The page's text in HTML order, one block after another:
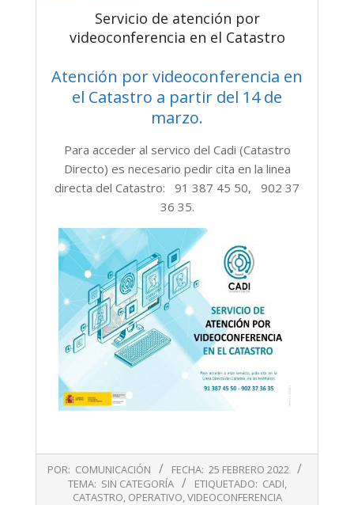
Servicio de atención por
videoconferencia en el Catastro
Atención por videoconferencia en
el Catastro a partir del 14 de
marzo.
Para acceder al servico del Cadi (Catastro
Directo) es necesario pedir cita en la linea
directa del Catastro: 91 387 45 50, 902 37
36 35.
02-
POR: COMUNICACIÓN FECHA: 25 FEBRERO 2022
TEMA: SIN CATEGORÍA ETIQUETADO: CADI,
CATASTRO, OPERATIVO,VIDEOCONFERENCIA